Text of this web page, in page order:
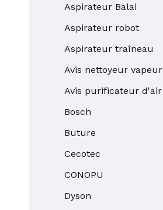
Aspirateur Balai
Aspirateur robot
Aspirateur traîneau
Avis nettoyeur vapeur
Avis purificateur d'air
Bosch
Buture
Cecotec
CONOPU
Dyson